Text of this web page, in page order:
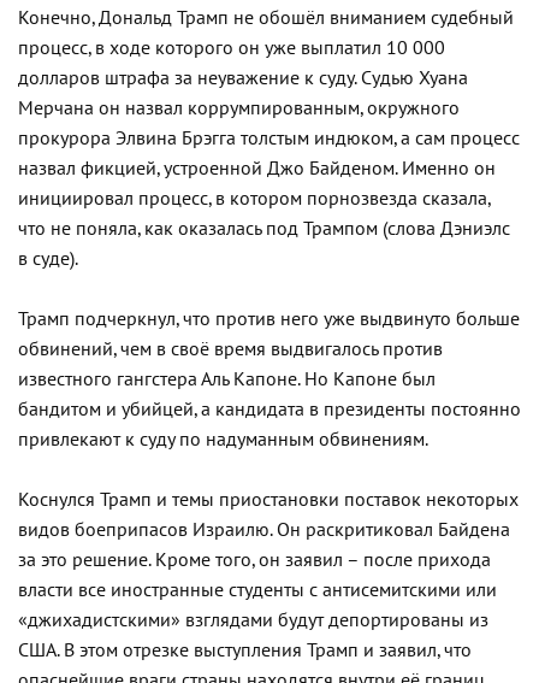
Конечно, Дональд Трамп не обошёл вниманием судебный
процесс, в ходе которого он уже выплатил 10 000
долларов штрафа за неуважение к суду. Судью Хуана
Мерчана он назвал коррумпированным, окружного
прокурора Элвина Брэгга толстым индюком, а сам процесс
назвал фикцией, устроенной Джо Байденом. Именно он
инициировал процесс, в котором порнозвезда сказала,
что не поняла, как оказалась под Трампом (слова Дэниэлс
в суде).
Трамп подчеркнул, что против него уже выдвинуто больше
обвинений, чем в своё время выдвигалось против
известного гангстера Аль Капоне. Но Капоне был
бандитом и убийцей, а кандидата в президенты постоянно
привлекают к суду по надуманным обвинениям.
Коснулся Трамп и темы приостановки поставок некоторых
видов боеприпасов Израилю. Он раскритиковал Байдена
за это решение. Кроме того, он заявил – после прихода
власти все иностранные студенты с антисемитскими или
«джихадистскими» взглядами будут депортированы из
США. В этом отрезке выступления Трамп и заявил, что